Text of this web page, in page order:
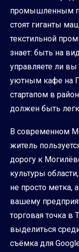
промышленным
стоят гиганты
текстильной
знает: быть на
управляете ли
уютным кафе на
стартапом в
должен быть
В современном
житель
дорогу к
культуры
не просто метка,
вашему
торговая точка в
выделиться
съёмка для